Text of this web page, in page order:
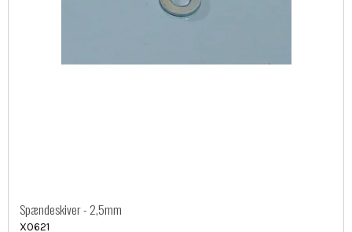
Spændeskiver - 2,5mm
X0621